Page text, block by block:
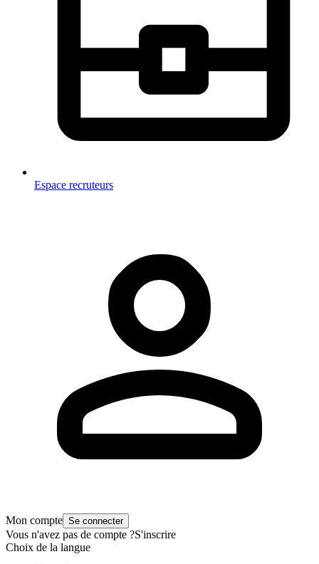
Espace recruteurs
Mon compte Se connecter
Vous n'avez pas de compte ?S'inscrire
Choix de la langue